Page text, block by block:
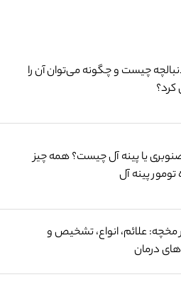
چیست و چگونه می‌توان آن را
کرد؟
یا پینه آل چیست؟ همه چیز
تومور پینه آل
مخچه: علائم، انواع، تشخیص و
درمان